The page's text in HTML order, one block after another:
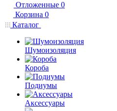
Отложенные 0
Корзина 0
Каталог
Шумоизоляция
Короба
Подиумы
Аксессуары